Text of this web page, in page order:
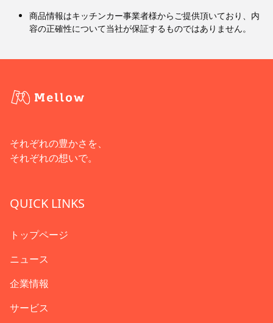
商品情報はキッチンカー事業者様からご提供頂いており、内
容の正確性について当社が保証するものではありません。
それぞれの豊かさを、
それぞれの想いで。
QUICK LINKS
トップページ
ニュース
企業情報
サービス